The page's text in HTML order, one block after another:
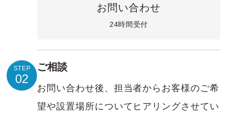
お問い合わせ
24時間受付
STEP
02
ご相談
お問い合わせ後、担当者からお客様のご希
望や設置場所についてヒアリングさせてい